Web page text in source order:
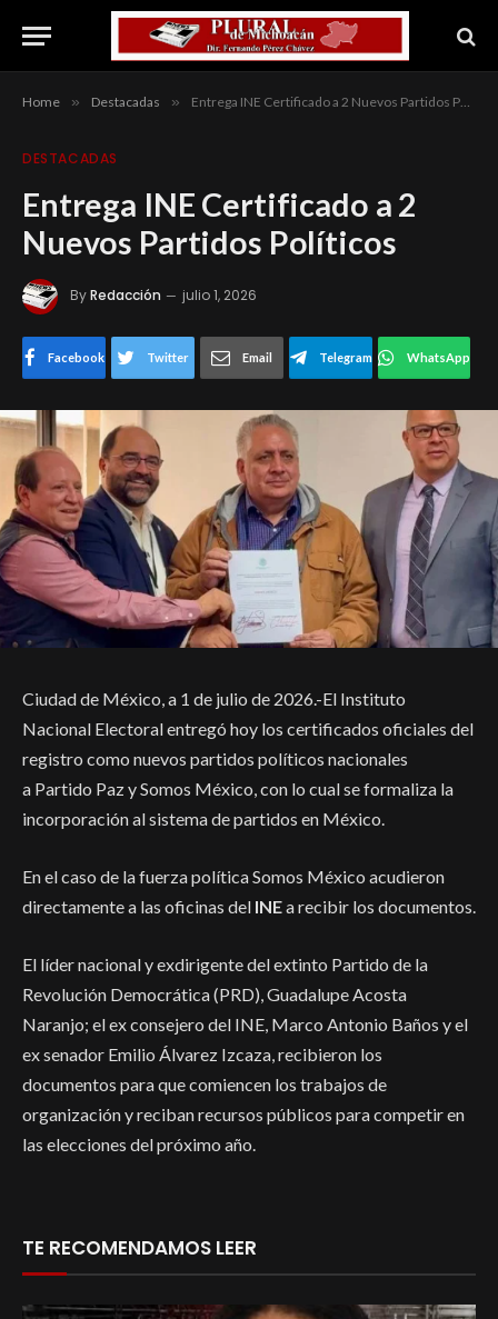
Home » Destacadas » Entrega INE Certificado a 2 Nuevos Partidos Políticos
DESTACADAS
Entrega INE Certificado a 2
Nuevos Partidos Políticos
ByRedacción julio 1, 2026
Facebook Twitter Email Telegram WhatsApp
Ciudad de México, a 1 de julio de 2026.-El Instituto
Nacional Electoral entregó hoy los certificados oficiales del
registro como nuevos partidos políticos nacionales
a Partido Paz y Somos México, con lo cual se formaliza la
incorporación al sistema de partidos en México.
En el caso de la fuerza política Somos México acudieron
directamente a las oficinas del INEa recibir los documentos.
El líder nacional y exdirigente del extinto Partido de la
Revolución Democrática (PRD), Guadalupe Acosta
Naranjo; el ex consejero del INE, Marco Antonio Baños y el
ex senador Emilio Álvarez Izcaza, recibieron los
documentos para que comiencen los trabajos de
organización y reciban recursos públicos para competir en
las elecciones del próximo año.
TE RECOMENDAMOS LEER